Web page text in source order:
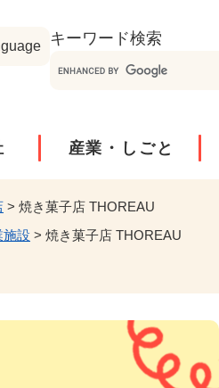
キーワード検索
産業・しごと
> 焼き菓子店 THOREAU
施設 > 焼き菓子店 THOREAU